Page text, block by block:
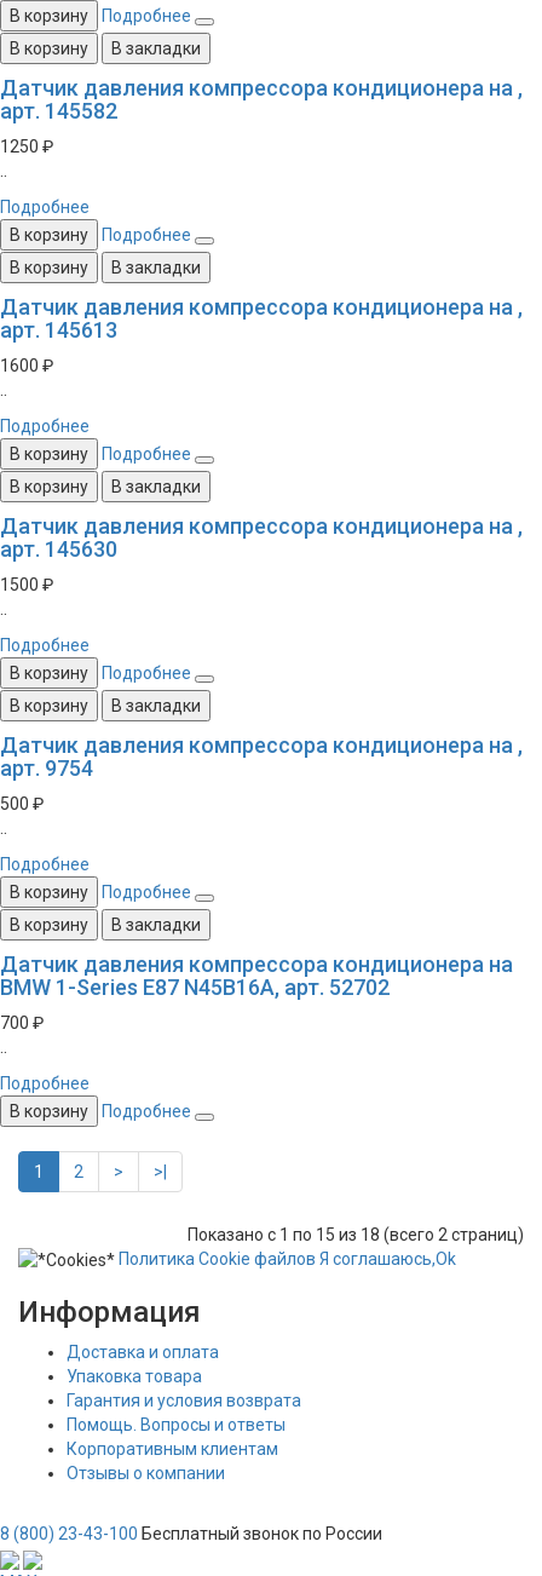
В корзину
Подробнее
В корзину
В закладки
Датчик давления компрессора кондиционера на ,
арт. 145582
1250 ₽
Подробнее
В корзину
Подробнее
В корзину
В закладки
Датчик давления компрессора кондиционера на ,
арт. 145613
1600 ₽
Подробнее
В корзину
Подробнее
В корзину
В закладки
Датчик давления компрессора кондиционера на ,
арт. 145630
1500 ₽
Подробнее
В корзину
Подробнее
В корзину
В закладки
Датчик давления компрессора кондиционера на ,
арт. 9754
500 ₽
Подробнее
В корзину
Подробнее
В корзину
В закладки
Датчик давления компрессора кондиционера на
BMW 1-Series E87 N45B16A, арт. 52702
700 ₽
Подробнее
В корзину
Подробнее
1 2 > >|
Показано с 1 по 15 из 18 (всего 2 страниц)
Политика Сookie файлов Я соглашаюсь,Ok
Информация
Доставка и оплата
Упаковка товара
Гарантия и условия возврата
Помощь. Вопросы и ответы
Корпоративным клиентам
Отзывы о компании
8 (800) 23-43-100 Бесплатный звонок по России